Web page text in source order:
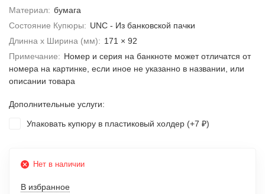
Материал: бумага
Состояние Купюры: UNC - Из банковской пачки
Длинна х Ширина (мм): 171 × 92
Примечание: Номер и серия на банкноте может отличатся от
номера на картинке, если иное не указанно в названии, или
описании товара
Дополнительные услуги:
Упаковать купюру в пластиковый холдер (+7 ₽)
Нет в наличии
В избранное